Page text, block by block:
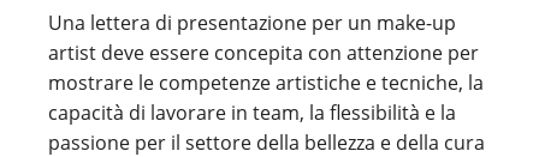
Una lettera di presentazione per un make-up
artist deve essere concepita con attenzione per
mostrare le competenze artistiche e tecniche, la
capacità di lavorare in team, la flessibilità e la
passione per il settore della bellezza e della cura